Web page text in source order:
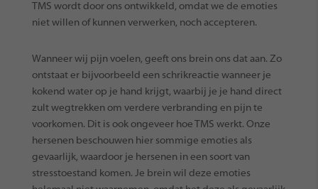
TMS wordt door ons ontwikkeld, omdat we de emoties
niet willen of kunnen verwerken, noch accepteren.
Wanneer wij pijn voelen, geeft ons brein ons dat aan. Zo
ontstaat er bijvoorbeeld een schrikreactie wanneer je
kokend water op je hand krijgt, waarbij je je hand direct
zult wegtrekken om verdere verbranding en pijn te
voorkomen. Dit is ook ongeveer hoe TMS werkt. Onze
hersenen beschouwen hier sommige emoties als
gevaarlijk, waardoor je hersenen in een soort van
stresstoestand komen. Je brein wil deze emoties